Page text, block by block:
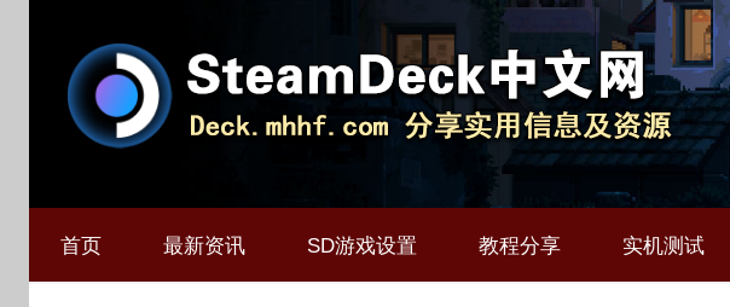
SteamDeck
中
分
享
首页 最新资讯 SD游戏设置 教程分享 实机测试